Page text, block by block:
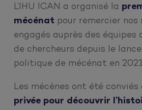
L’IHU ICAN a organisé la
mécénat pour remercier nos
engagés auprès des équipes
de chercheurs depuis le
politique de mécénat en
Les mécènes ont été
privée pour découvrir